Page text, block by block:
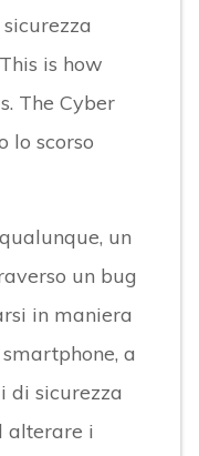
is how
The Cyber
lo scorso
un
un bug
in maniera
a
di sicurezza
alterare i